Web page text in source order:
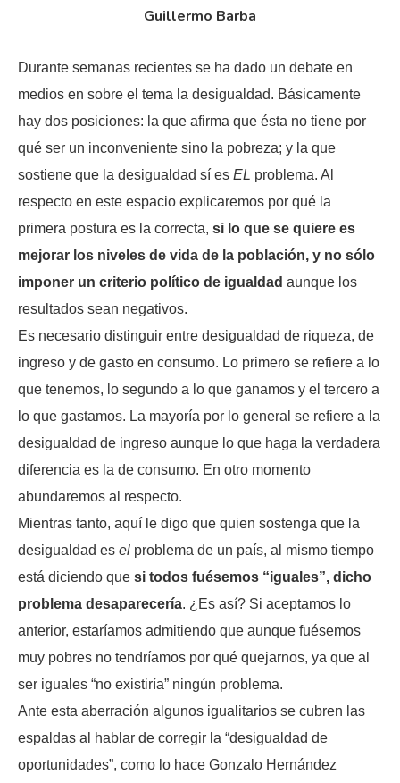
Guillermo Barba
Durante semanas recientes se ha dado un debate en
medios en sobre el tema la desigualdad. Básicamente
hay dos posiciones: la que afirma que ésta no tiene por
qué ser un inconveniente sino la pobreza; y la que
sostiene que la desigualdad sí es EL problema. Al
respecto en este espacio explicaremos por qué la
primera postura es la correcta, si lo que se quiere es
mejorar los niveles de vida de la población, y no sólo
imponer un criterio político de igualdad aunque los
resultados sean negativos.
Es necesario distinguir entre desigualdad de riqueza, de
ingreso y de gasto en consumo. Lo primero se refiere a lo
que tenemos, lo segundo a lo que ganamos y el tercero a
lo que gastamos. La mayoría por lo general se refiere a la
desigualdad de ingreso aunque lo que haga la verdadera
diferencia es la de consumo. En otro momento
abundaremos al respecto.
Mientras tanto, aquí le digo que quien sostenga que la
desigualdad es el problema de un país, al mismo tiempo
está diciendo que si todos fuésemos “iguales”, dicho
problema desaparecería. ¿Es así? Si aceptamos lo
anterior, estaríamos admitiendo que aunque fuésemos
muy pobres no tendríamos por qué quejarnos, ya que al
ser iguales “no existiría” ningún problema.
Ante esta aberración algunos igualitarios se cubren las
espaldas al hablar de corregir la “desigualdad de
oportunidades”, como lo hace Gonzalo Hernández